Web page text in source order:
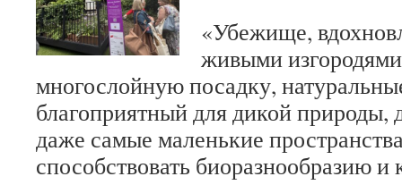
«Убежище,
живыми
многослойную посадку,
благоприятный для дикой природы,
даже самые маленькие
способствовать биоразнообразию и